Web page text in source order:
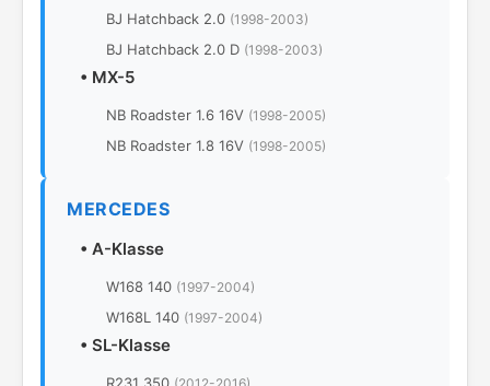
BJ Hatchback 2.0 (1998-2003)
BJ Hatchback 2.0 D (1998-2003)
• MX-5
NB Roadster 1.6 16V (1998-2005)
NB Roadster 1.8 16V (1998-2005)
MERCEDES
• A-Klasse
W168 140 (1997-2004)
W168L 140 (1997-2004)
• SL-Klasse